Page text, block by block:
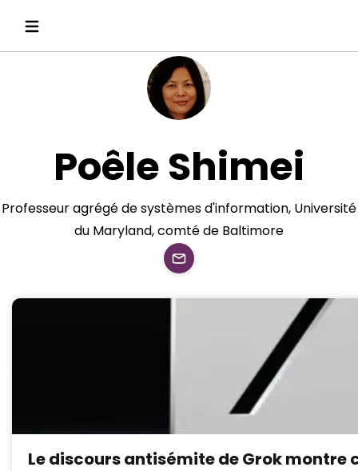
Poêle Shimei
Professeur agrégé de systèmes d'information, Université
du Maryland, comté de Baltimore
Le discours antisémite de Grok